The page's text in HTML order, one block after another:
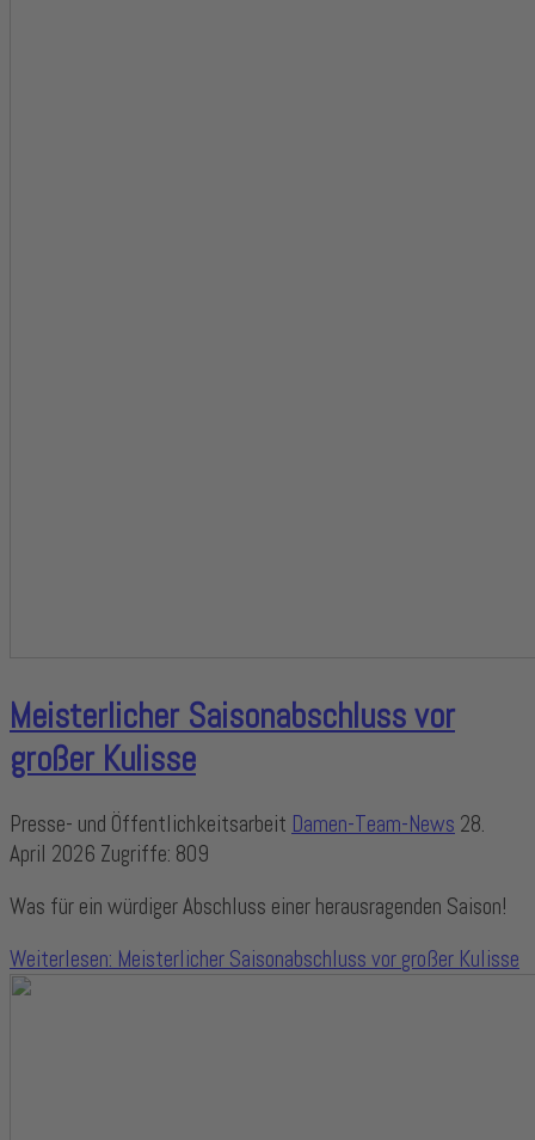
Meisterlicher Saisonabschluss vor
großer Kulisse
Presse- und Öffentlichkeitsarbeit Damen-Team-News 28.
April 2026 Zugriffe: 809
Was für ein würdiger Abschluss einer herausragenden Saison!
Weiterlesen: Meisterlicher Saisonabschluss vor großer Kulisse